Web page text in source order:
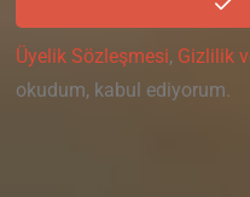
Üyelik Sözleşmesi, Gizlilik
okudum, kabul ediyorum.